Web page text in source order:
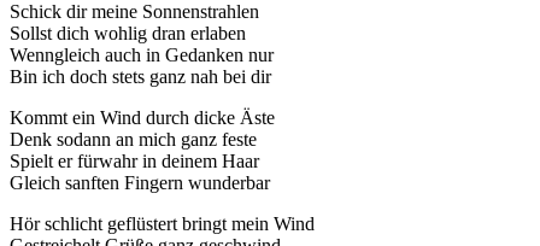
Schick dir meine Sonnenstrahlen
Sollst dich wohlig dran erlaben
Wenngleich auch in Gedanken nur
Bin ich doch stets ganz nah bei dir
Kommt ein Wind durch dicke Äste
Denk sodann an mich ganz feste
Spielt er fürwahr in deinem Haar
Gleich sanften Fingern wunderbar
Hör schlicht geflüstert bringt mein Wind